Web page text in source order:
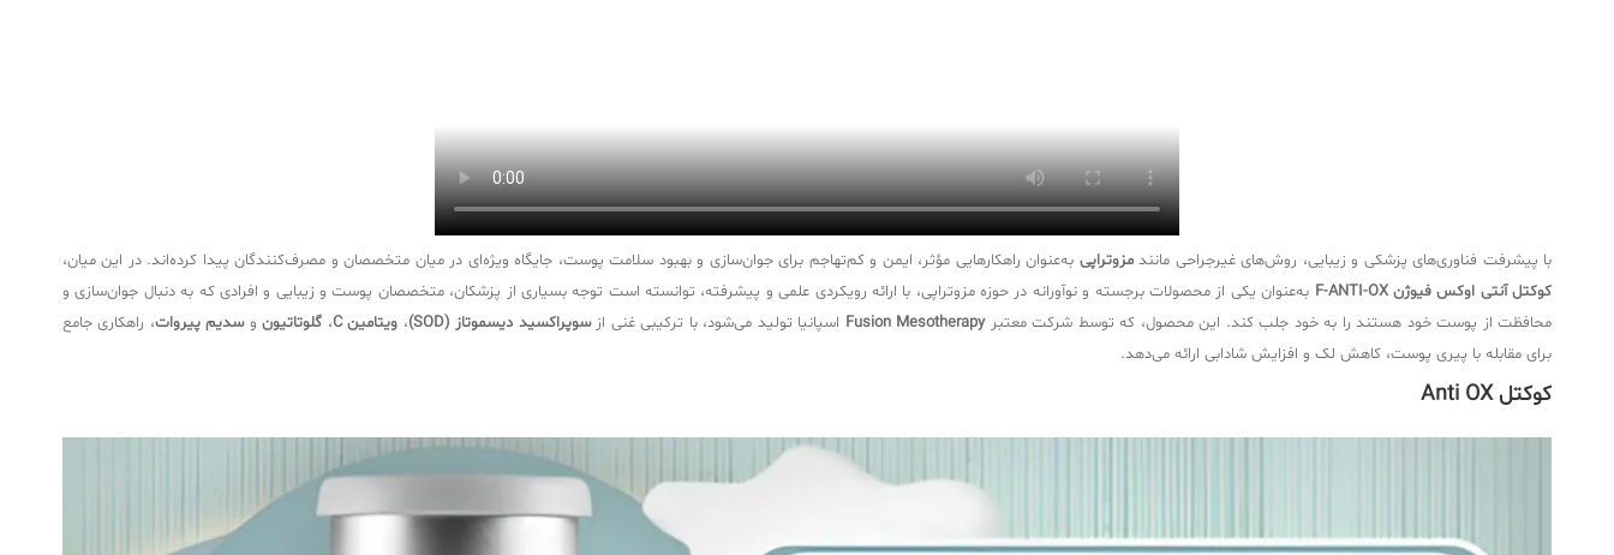
با پیشرفت فناوری‌های پزشکی و زیبایی، روش‌های غیرجراحی مانندمزوتراپی به‌عنوان راهکارهایی مؤثر، ایمن و کم‌تهاجم برای جوان‌سازی و بهبود سلامت پوست، جایگاه ویژه‌ای در میان متخصصان و مصرف‌کنندگان پیدا کرده‌اند. در این میان،
کوکتل آنتی اوکس فیوژن F-ANTI-OX
به‌عنوان یکی از محصولات برجسته و نوآورانه در حوزه مزوتراپی، با ارائه رویکردی علمی و پیشرفته، توانسته است توجه بسیاری از پزشکان، متخصصان پوست و زیبایی و افرادی که به دنبال جوان‌سازی و
محافظت از پوست خود هستند را به خود جلب کند. این محصول، که توسط شرکت معتبرFusion Mesotherapy اسپانیا تولید می‌شود، با ترکیبی غنی ازسوپراکسید دیسموتاز (SOD) ، ویتامین C ، گلوتاتیونوسدیم پیروات، راهکاری جامع
برای مقابله با پیری پوست، کاهش لک و افزایش شادابی ارائه می‌دهد.
کوکتل Anti OX